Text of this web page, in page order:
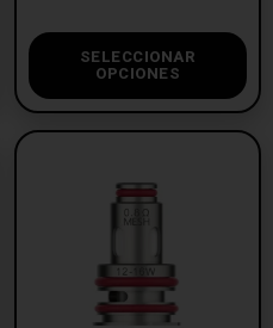
SELECCIONAR
OPCIONES